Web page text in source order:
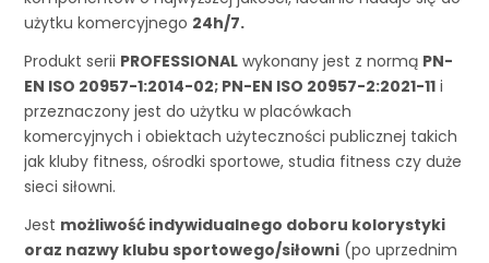
użytku komercyjnego 24h/7.
Produkt serii PROFESSIONAL wykonany jest z normą PN-
EN ISO 20957-1:2014-02; PN-EN ISO 20957-2:2021-11 i
przeznaczony jest do użytku w placówkach
komercyjnych i obiektach użyteczności publicznej takich
jak kluby fitness, ośrodki sportowe, studia fitness czy duże
sieci siłowni.
Jest możliwość indywidualnego doboru kolorystyki
oraz nazwy klubu sportowego/siłowni (po uprzednim